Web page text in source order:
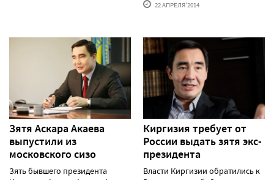
22 АПРЕЛЯ'2014
Зятя Аскара Акаева
выпустили из
московского сизо
Зять бывшего президента
Киргизия требует от
России выдать зятя экс-
президента
Власти Киргизии обратились к